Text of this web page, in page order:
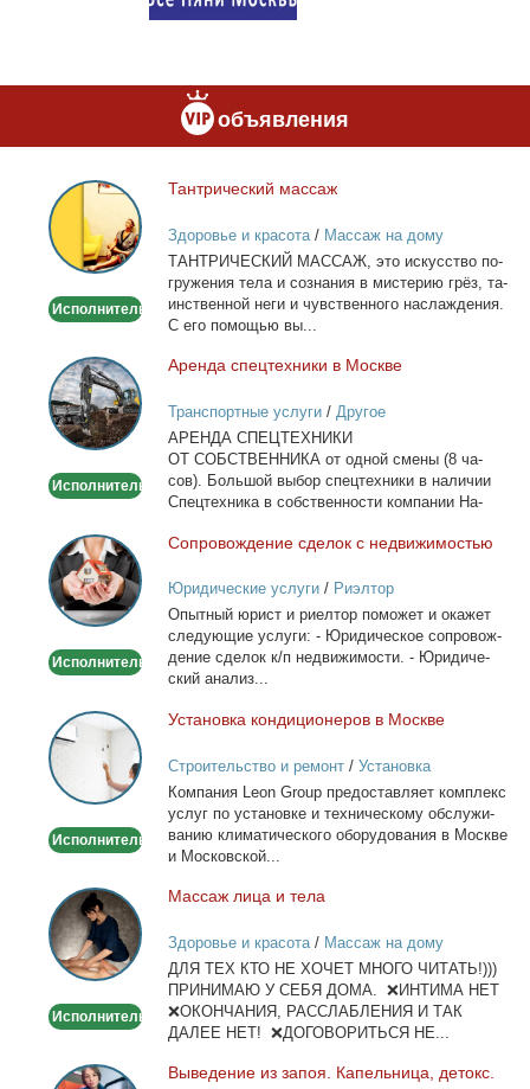
объявления
Тантрический
массаж
Исполнитель
Тан­три­че­ский мас­саж
Здоровье и красота/ Массаж на дому
ТАНТРИЧЕСКИЙ МАССАЖ, это ис­кус­ство по­
гру­же­ния те­ла и со­зна­ния в ми­сте­рию грёз, та­
ин­ствен­ной неги и чув­ствен­но­го на­сла­жде­ния.
С его по­мо­щью вы...
Аренда
спецтехники
в
Москве
Исполнитель
Арен­да спец­тех­ни­ки в Москве
Транспортные услуги/ Другое
АРЕНДА СПЕЦТЕХНИКИ
ОТ СОБСТВЕННИКА от од­ной сме­ны (8 ча­
сов). Боль­шой вы­бор спец­тех­ни­ки в на­ли­чии
Спец­тех­ни­ка в соб­ствен­но­сти ком­па­нии На­
Сопровождение
сделок
с
недвижимостью
Исполнитель
Со­про­вож­де­ние сде­лок с недви­жи­мо­стью
Юридические услуги/ Риэлтор
Опыт­ный юрист и ри­ел­тор по­мо­жет и ока­жет
сле­ду­ю­щие услу­ги: - Юри­ди­че­ское со­про­вож­
де­ние сде­лок к/п недви­жи­мо­сти. - Юри­ди­че­
ский ана­лиз...
Установка
кондиционеров
в
Москве
Исполнитель
Уста­нов­ка кон­ди­ци­о­не­ров в Москве
Строительство и ремонт/ Установка
кондиционеров
Ком­па­ния Leon Group предо­став­ля­ет ком­плекс
услуг по уста­нов­ке и тех­ни­че­ско­му об­слу­жи­
ва­нию кли­ма­ти­че­ско­го обо­ру­до­ва­ния в Москве
и Мос­ков­ской...
Массаж
лица
и
тела
Исполнитель
Мас­саж ли­ца и те­ла
Здоровье и красота/ Массаж на дому
ДЛЯ ТЕХ КТО НЕ ХОЧЕТ МНОГО ЧИТАТЬ!)))
ПРИНИМАЮ У СЕБЯ ДОМА. ❌ИНТИМА НЕТ
❌ОКОНЧАНИЯ, РАССЛАБЛЕНИЯ И ТАК
ДАЛЕЕ НЕТ! ❌ДОГОВОРИТЬСЯ НЕ...
Выведение
Вы­ве­де­ние из за­поя. Ка­пель­ни­ца, де­токс.